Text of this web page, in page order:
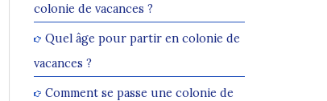
colonie de vacances ?
Quel âge pour partir en colonie de
vacances ?
Comment se passe une colonie de